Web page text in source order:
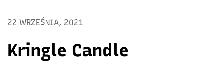
22 WRZEŚNIA, 2021
Kringle Candle